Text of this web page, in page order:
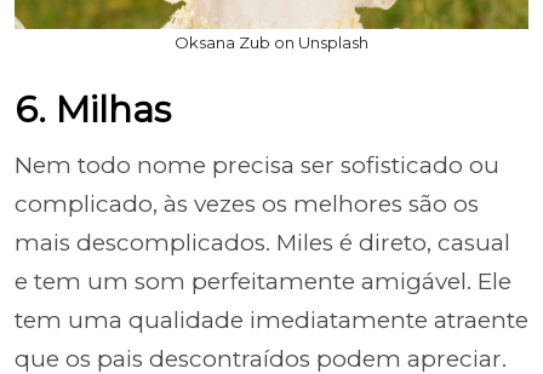
Oksana Zub on Unsplash
6. Milhas
Nem todo nome precisa ser sofisticado ou
complicado, às vezes os melhores são os
mais descomplicados. Miles é direto, casual
e tem um som perfeitamente amigável. Ele
tem uma qualidade imediatamente atraente
que os pais descontraídos podem apreciar.